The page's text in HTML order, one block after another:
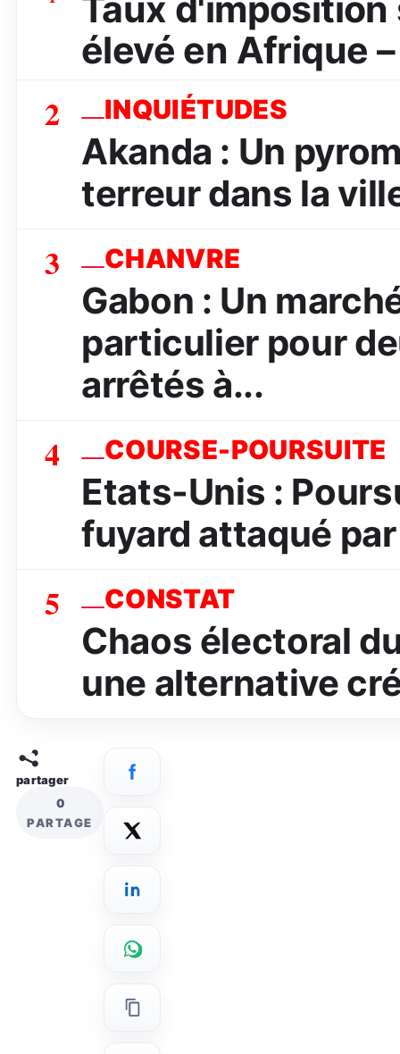
partager
0
PARTAGE
Taux
élevé en Afrique
2
INQUIÉTUDES
Akanda : Un
terreur dans la
3 CHANVRE
Gabon : Un
particulier pour
arrêtés à...
4 COURSE-POURSUITE
Etats-Unis :
fuyard attaqué
5 CONSTAT
Chaos électoral
une alternative